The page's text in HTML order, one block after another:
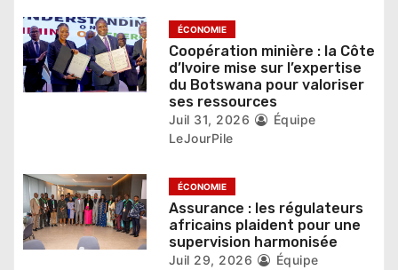
i
c
l
ÉCONOMIE
Coopération minière : la Côte
d’Ivoire mise sur l’expertise
du Botswana pour valoriser
ses ressources
Juil 31, 2026
Équipe
LeJourPile
ÉCONOMIE
Assurance : les régulateurs
africains plaident pour une
supervision harmonisée
Juil 29, 2026
Équipe